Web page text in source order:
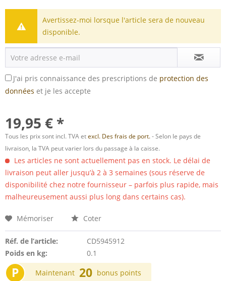
Avertissez-moi lorsque l'article sera de nouveau
disponible.
J'ai pris connaissance des prescriptions de protection des
données et je les accepte
19,95 € *
Tous les prix sont incl. TVA etexcl. Des frais de port.- Selon le pays de
livraison, la TVA peut varier lors du passage à la caisse.
Les articles ne sont actuellement pas en stock. Le délai de
livraison peut aller jusqu’à 2 à 3 semaines (sous réserve de
disponibilité chez notre fournisseur – parfois plus rapide, mais
malheureusement aussi plus long dans certains cas).
Mémoriser Coter
Réf. de l’article:
CD5945912
Poids en kg:
0.1
P Maintenant 20 bonus points